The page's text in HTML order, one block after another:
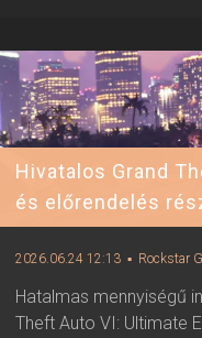
Hivatalos Grand
és előrendelés
2026.06.24 12:13 ▪ Rockstar
Hatalmas mennyiségű
Theft Auto VI: Ultimate